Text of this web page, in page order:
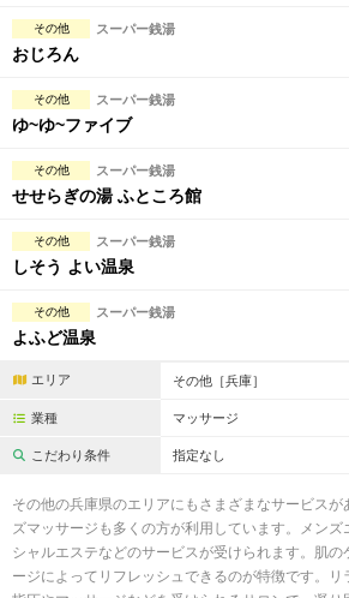
その他 スーパー銭湯
おじろん
その他 スーパー銭湯
ゆ~ゆ~ファイブ
その他 スーパー銭湯
せせらぎの湯 ふところ館
その他 スーパー銭湯
しそう よい温泉
その他 スーパー銭湯
よふど温泉
エリア その他［兵庫］
業種 マッサージ
こだわり条件 指定なし
その他の兵庫県のエリアにもさまざまなサービス
ズマッサージも多くの方が利用しています。メンズ
シャルエステなどのサービスが受けられます。肌
ージによってリフレッシュできるのが特徴です。リ